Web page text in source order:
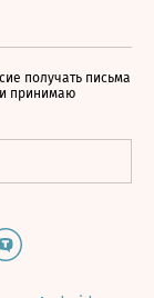
получать письма
принимаю